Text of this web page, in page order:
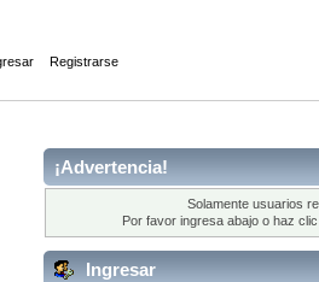
Registrarse
¡Advertencia!
Solamente usuarios
Por favor ingresa abajo o haz
Ingresar